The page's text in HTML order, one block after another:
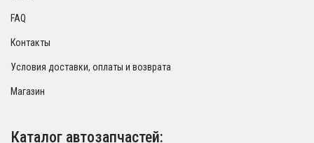
FAQ
Контакты
Условия доставки, оплаты и возврата
Магазин
Каталог автозапчастей: